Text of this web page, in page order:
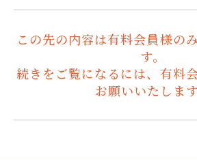
この先の内容は有料会員様の
す。
続きをご覧になるには、有料
お願いいたします